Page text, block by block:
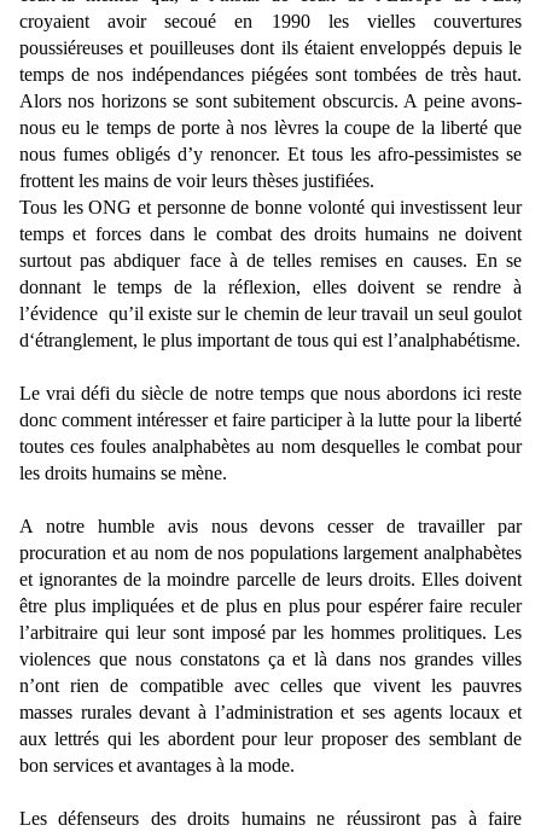
croyaient avoir secoué en 1990 les vielles couvertures
poussiéreuses et pouilleuses dont ils étaient enveloppés depuis le
temps de nos indépendances piégées sont tombées de très haut.
Alors nos horizons se sont subitement obscurcis. A peine avons-
nous eu le temps de porte à nos lèvres la coupe de la liberté que
nous fumes obligés d’y renoncer. Et tous les afro-pessimistes se
frottent les mains de voir leurs thèses justifiées.
Tous les ONG et personne de bonne volonté qui investissent leur
temps et forces dans le combat des droits humains ne doivent
surtout pas abdiquer face à de telles remises en causes. En se
donnant le temps de la réflexion, elles doivent se rendre à
l’évidence qu’il existe sur le chemin de leur travail un seul goulot
d‘étranglement, le plus important de tous qui est l’analphabétisme.
Le vrai défi du siècle de notre temps que nous abordons ici reste
donc comment intéresser et faire participer à la lutte pour la liberté
toutes ces foules analphabètes au nom desquelles le combat pour
les droits humains se mène.
A notre humble avis nous devons cesser de travailler par
procuration et au nom de nos populations largement analphabètes
et ignorantes de la moindre parcelle de leurs droits. Elles doivent
être plus impliquées et de plus en plus pour espérer faire reculer
l’arbitraire qui leur sont imposé par les hommes prolitiques. Les
violences que nous constatons ça et là dans nos grandes villes
n’ont rien de compatible avec celles que vivent les pauvres
masses rurales devant à l’administration et ses agents locaux et
aux lettrés qui les abordent pour leur proposer des semblant de
bon services et avantages à la mode.
Les défenseurs des droits humains ne réussiront pas à faire